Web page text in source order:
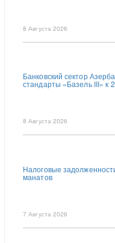
8 Августа 2026
Банковский сектор
стандарты «Базель III» к
8 Августа 2026
Налоговые
манатов
7 Августа 2026